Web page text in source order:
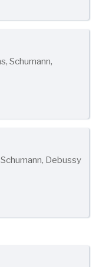
Schumann,
Debussy